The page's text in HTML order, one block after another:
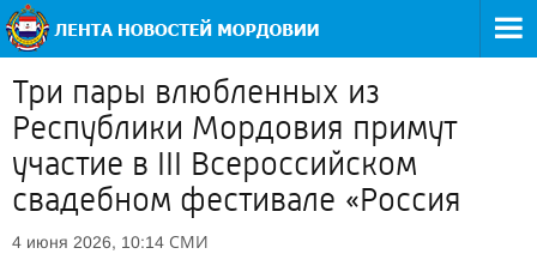
Три пары влюбленных из
Республики Мордовия примут
участие в III Всероссийском
свадебном фестивале «Россия
4 июня 2026, 10:14 СМИ